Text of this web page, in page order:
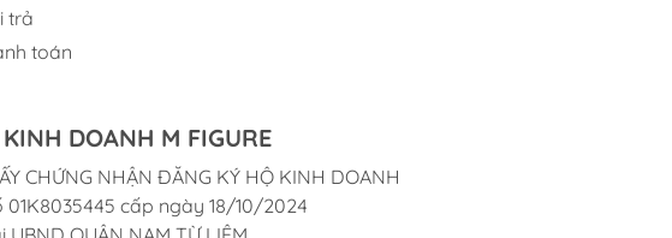
trả
toán
DOANH M FIGURE
CHỨNG NHẬN ĐĂNG KÝ HỘ KINH DOANH
01K8035445 cấp ngày 18/10/2024